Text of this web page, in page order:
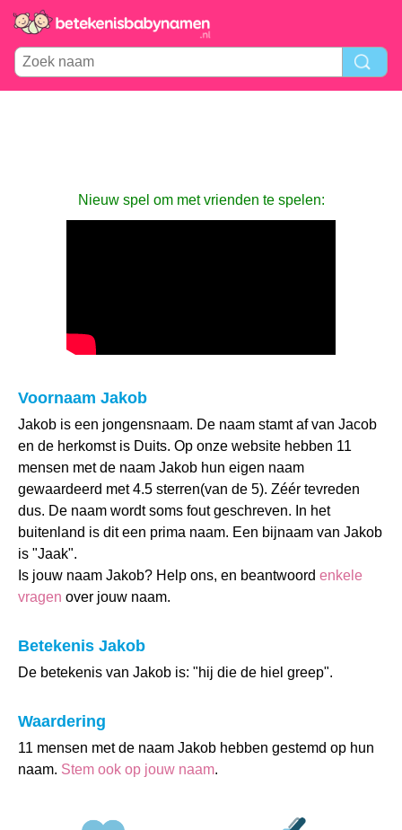
Nieuw spel om met vrienden te spelen:
Voornaam Jakob
Jakob is een jongensnaam. De naam stamt af van Jacob
en de herkomst is Duits. Op onze website hebben 11
mensen met de naam Jakob hun eigen naam
gewaardeerd met 4.5 sterren(van de 5). Zéér tevreden
dus. De naam wordt soms fout geschreven. In het
buitenland is dit een prima naam. Een bijnaam van Jakob
is "Jaak".
Is jouw naam Jakob? Help ons, en beantwoord enkele
vragen over jouw naam.
Betekenis Jakob
De betekenis van Jakob is: "hij die de hiel greep".
Waardering
11 mensen met de naam Jakob hebben gestemd op hun
naam. Stem ook op jouw naam.